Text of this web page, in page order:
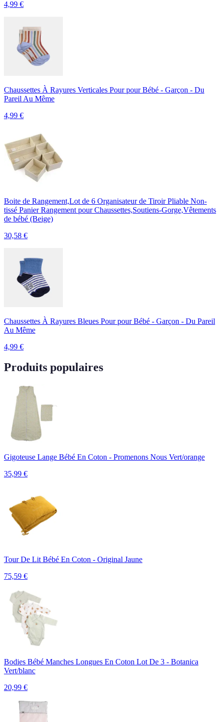
4,99 €
Chaussettes À Rayures Verticales Pour pour Bébé - Garçon - Du
Pareil Au Même
4,99 €
Boite de Rangement,Lot de 6 Organisateur de Tiroir Pliable Non-
tissé Panier Rangement pour Chaussettes,Soutiens-Gorge,Vêtements
de bébé (Beige)
30,58 €
Chaussettes À Rayures Bleues Pour pour Bébé - Garçon - Du Pareil
Au Même
4,99 €
Produits populaires
Gigoteuse Lange Bébé En Coton - Promenons Nous Vert/orange
35,99 €
Tour De Lit Bébé En Coton - Original Jaune
75,59 €
Bodies Bébé Manches Longues En Coton Lot De 3 - Botanica
Vert/blanc
20,99 €